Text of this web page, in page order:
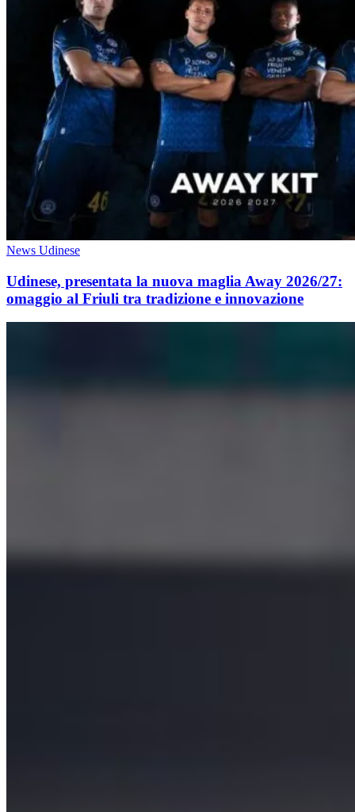
News Udinese
Udinese, presentata la nuova maglia Away 2026/27:
omaggio al Friuli tra tradizione e innovazione